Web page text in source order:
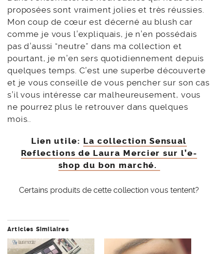
proposées sont vraiment jolies et très réussies.
Mon coup de cœur est décerné au blush car
comme je vous l’expliquais, je n’en possédais
pas d’aussi “neutre” dans ma collection et
pourtant, je m’en sers quotidiennement depuis
quelques temps. C’est une superbe découverte
et je vous conseille de vous pencher sur son cas
s’il vous intéresse car malheureusement, vous
ne pourrez plus le retrouver dans quelques
mois..
Lien utile: La collection Sensual
Reflections de Laura Mercier sur l’e-
shop du bon marché.
Certains produits de cette collection vous tentent?
Articles Similaires